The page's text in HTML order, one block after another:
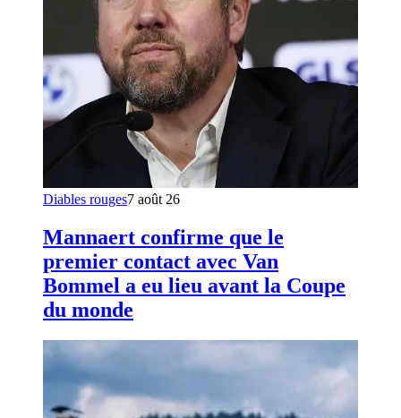
Diables rouges7 août 26
Mannaert confirme que le
premier contact avec Van
Bommel a eu lieu avant la Coupe
du monde